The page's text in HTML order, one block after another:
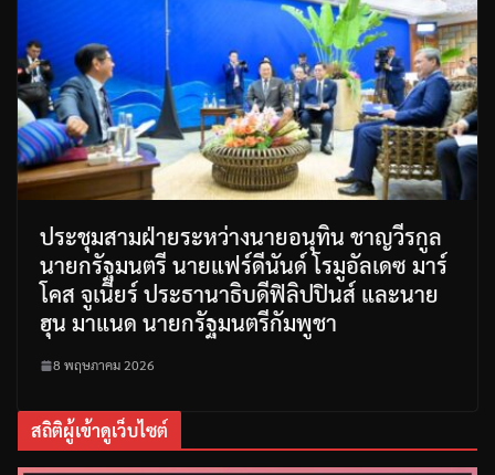
ประชุมสามฝ่ายระหว่างนายอนุทิน ชาญวีรกูล
นายกรัฐมนตรี นายแฟร์ดีนันด์ โรมูอัลเดซ มาร์
โคส จูเนียร์ ประธานาธิบดีฟิลิปปินส์ และนาย
ฮุน มาแนด นายกรัฐมนตรีกัมพูชา
8 พฤษภาคม 2026
สถิติผู้เข้าดูเว็บไซต์